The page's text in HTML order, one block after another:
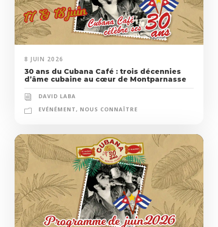
8 JUIN 2026
30 ans du Cubana Café : trois décennies
d’âme cubaine au cœur de Montparnasse
DAVID LABA
EVÉNÉMENT, NOUS CONNAÎTRE